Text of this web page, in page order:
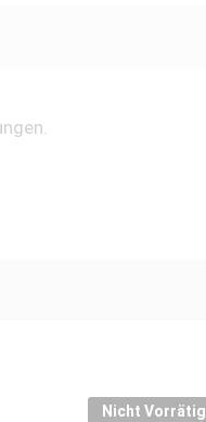
Nicht Vorrätig